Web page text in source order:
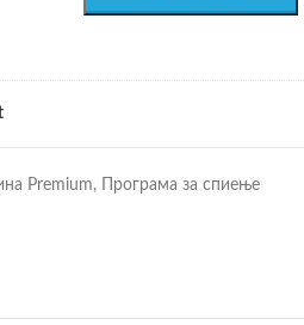
Premium,
Програма за спиење